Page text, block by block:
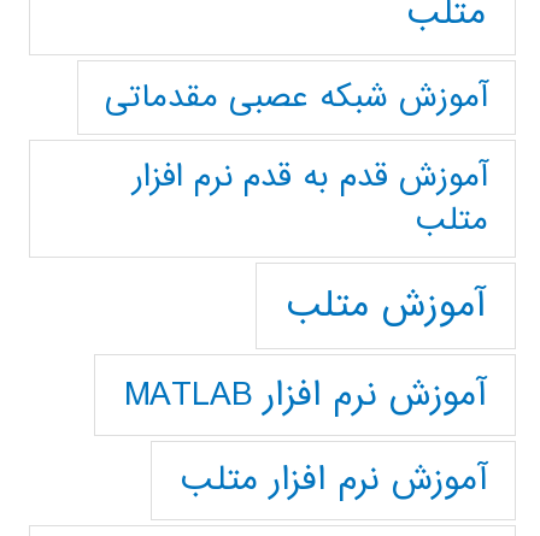
متلب
آموزش شبکه عصبی مقدماتی
آموزش قدم به قدم نرم افزار
متلب
آموزش متلب
آموزش نرم افزار MATLAB
آموزش نرم افزار متلب